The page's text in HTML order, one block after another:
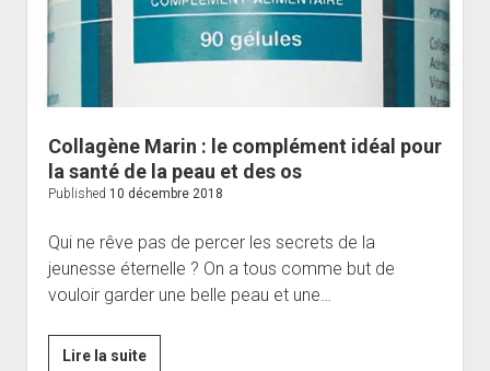
pour
Collagène Marin : le complément idéal pour
la santé de la peau et des os
Published 10 décembre 2018
Qui ne rêve pas de percer les secrets de la
jeunesse éternelle ? On a tous comme but de
vouloir garder une belle peau et une…
Lire la suiteCollagène